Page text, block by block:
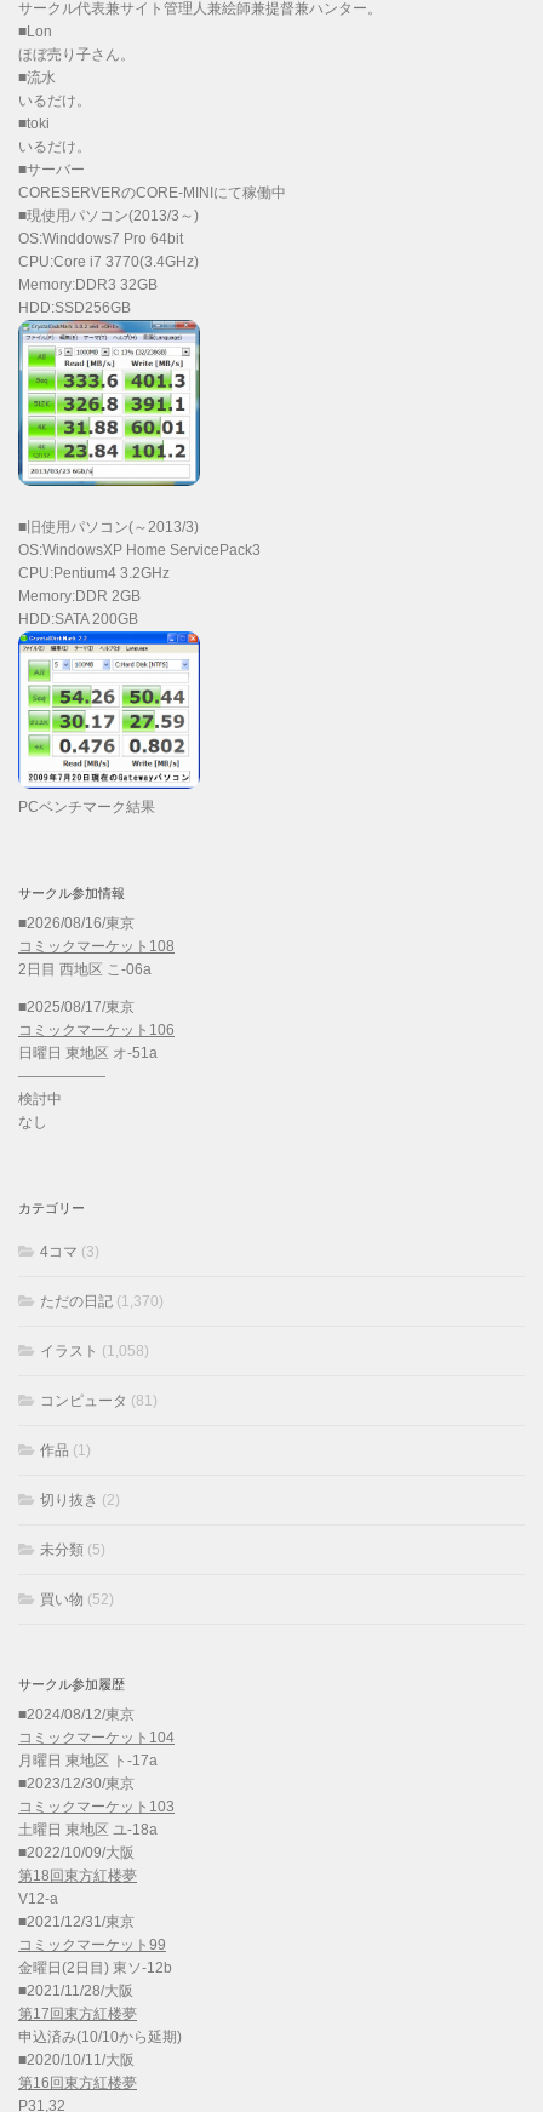
サークル代表兼サイト管理人兼絵師兼提督兼ハンター。
■Lon
ほぼ売り子さん。
■流水
いるだけ。
■toki
いるだけ。
■サーバー
CORESERVERのCORE-MINIにて稼働中
■現使用パソコン(2013/3～)
OS:Winddows7 Pro 64bit
CPU:Core i7 3770(3.4GHz)
Memory:DDR3 32GB
HDD:SSD256GB
■旧使用パソコン(～2013/3)
OS:WindowsXP Home ServicePack3
CPU:Pentium4 3.2GHz
Memory:DDR 2GB
HDD:SATA 200GB
PCベンチマーク結果
サークル参加情報
■2026/08/16/東京
コミックマーケット108
2日目 西地区 こ-06a
■2025/08/17/東京
コミックマーケット106
日曜日 東地区 オ-51a
——————
検討中
なし
カテゴリー
4コマ (3)
ただの日記 (1,370)
イラスト (1,058)
コンピュータ (81)
作品 (1)
切り抜き (2)
未分類 (5)
買い物 (52)
サークル参加履歴
■2024/08/12/東京
コミックマーケット104
月曜日 東地区 ト-17a
■2023/12/30/東京
コミックマーケット103
土曜日 東地区 ユ-18a
■2022/10/09/大阪
第18回東方紅楼夢
V12-a
■2021/12/31/東京
コミックマーケット99
金曜日(2日目) 東ソ-12b
■2021/11/28/大阪
第17回東方紅楼夢
申込済み(10/10から延期)
■2020/10/11/大阪
第16回東方紅楼夢
P31,32